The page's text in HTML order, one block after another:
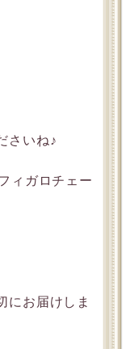
さいね♪
ィガロチェー
にお届けしま